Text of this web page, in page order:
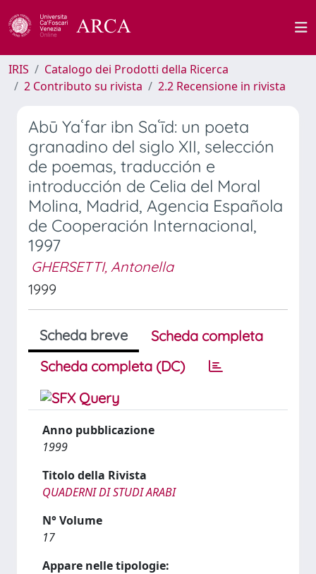
IRIS
Catalogo dei Prodotti della Ricerca
2 Contributo su rivista
2.2 Recensione in rivista
Abū Yaʿfar ibn Saʿīd: un poeta
granadino del siglo XII, selección
de poemas, traducción e
introducción de Celia del Moral
Molina, Madrid, Agencia Española
de Cooperación Internacional,
1997
GHERSETTI, Antonella
1999
Scheda breve
Scheda completa
Scheda completa (DC)
Anno pubblicazione
1999
Titolo della Rivista
QUADERNI DI STUDI ARABI
N° Volume
17
Appare nelle tipologie: